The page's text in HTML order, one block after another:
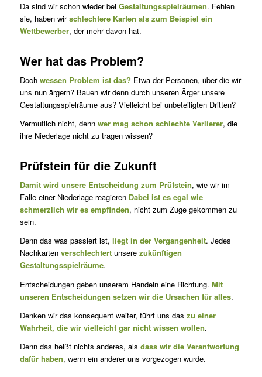
Da sind wir schon wieder bei Gestaltungsspielräumen. Fehlen
sie, ha­ben wirschlechtere Karten als zum Beispiel ein
Wettbewerber, der mehr davon hat.
Wer hat das Problem?
Doch wessen Problem ist das? Etwa der Personen, über die wir
uns nun ärgern? Bauen wir denn durch unseren Ärger unsere
Gestaltungs­spielräume aus? Vielleicht bei unbeteiligten Dritten?
Vermutlich nicht, denn wer mag schon schlechte Verlierer, die
ihre Niederlage nicht zu tragen wissen?
Prüfstein für die Zukunft
Damit wird unsere Entscheidung zum Prüfstein, wie wir im
Falle einer Niederlage reagieren Dabei ist es egal wie
schmerzlich wir es emp­finden, nicht zum Zuge gekommen zu
sein.
Denn das was passiert ist, liegt in der Vergangenheit. Jedes
Nachkar­ten verschlechtertunsere zukünftigen
Gestaltungsspielräu­me.
Entscheidungen geben unserem Handeln eine Richtung. Mit
unseren Entscheidungen setzen wir die Ursachen für alles.
Denken wir das konsequent weiter, führt uns das zu einer
Wahrheit, die wir vielleicht gar nicht wissen wollen.
Denn das heißt nichts anderes, als dass wir die Verantwortung
dafür haben, wenn ein anderer uns vorgezogen wurde.